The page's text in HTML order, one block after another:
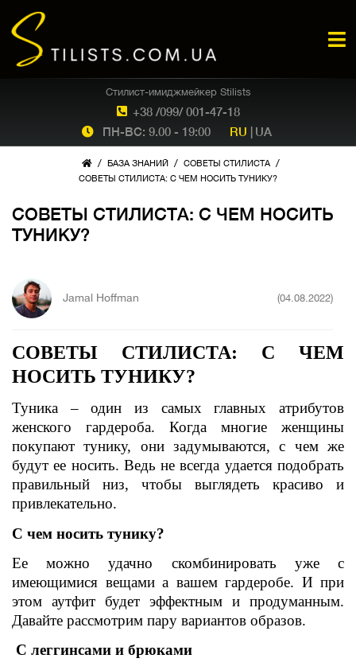
+38 /099/ 001-47-18
Стилист-имиджмейкер Stilists
ПН-ВС: 9.00 - 19:00 RU | UA
/ БАЗА ЗНАНИЙ / СОВЕТЫ СТИЛИСТА /
СОВЕТЫ СТИЛИСТА: С ЧЕМ НОСИТЬ ТУНИКУ?
СОВЕТЫ СТИЛИСТА: С ЧЕМ НОСИТЬ
ТУНИКУ?
Jamal Hoffman (04.08.2022)
СОВЕТЫ СТИЛИСТА: С ЧЕМ
НОСИТЬ ТУНИКУ?
Туника – один из самых главных атрибутов
женского гардероба. Когда многие женщины
покупают тунику, они задумываются, с чем же
будут ее носить. Ведь не всегда удается подобрать
правильный низ, чтобы выглядеть красиво и
привлекательно.
С чем носить тунику?
Ее можно удачно скомбинировать уже с
имеющимися вещами а вашем гардеробе. И при
этом аутфит будет эффектным и продуманным.
Давайте рассмотрим пару вариантов образов.
С леггинсами и брюками